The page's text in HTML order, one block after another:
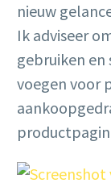
nieuw
Ik adviseer
gebruiken
voegen voor